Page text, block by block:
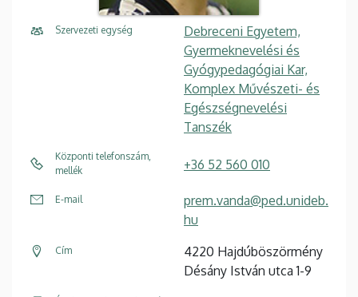
Szervezeti egység
Debreceni Egyetem,
Gyermeknevelési és
Gyógypedagógiai Kar,
Komplex Művészeti- és
Egészségnevelési
Tanszék
Központi telefonszám,
mellék
+36 52 560 010
E-mail
prem.vanda@ped.unideb.
hu
Cím
4220 Hajdúböszörmény
Désány István utca 1-9